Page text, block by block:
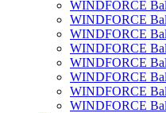
WINDFORCE
WINDFORCE
WINDFORCE
WINDFORCE
WINDFORCE
WINDFORCE
WINDFORCE
WINDFORCE